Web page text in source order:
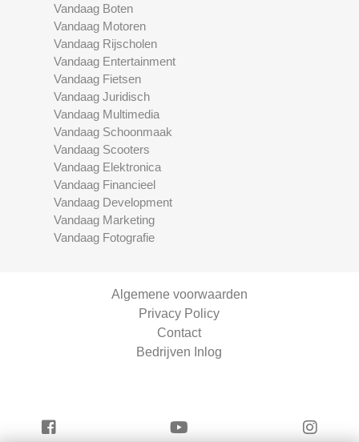
Vandaag Boten
Vandaag Motoren
Vandaag Rijscholen
Vandaag Entertainment
Vandaag Fietsen
Vandaag Juridisch
Vandaag Multimedia
Vandaag Schoonmaak
Vandaag Scooters
Vandaag Elektronica
Vandaag Financieel
Vandaag Development
Vandaag Marketing
Vandaag Fotografie
Algemene voorwaarden
Privacy Policy
Contact
Bedrijven Inlog